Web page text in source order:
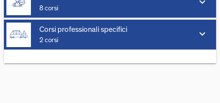
8 corsi
Corsi professionali specifici
2 corsi
keyboard_arrow_down